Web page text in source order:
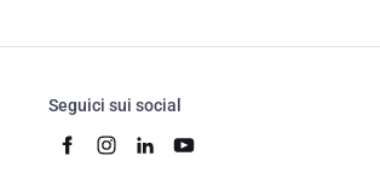
Seguici sui social